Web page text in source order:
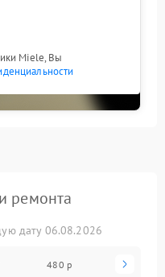
Miele, Вы
ремонта
дату 06.08.2026
480 р